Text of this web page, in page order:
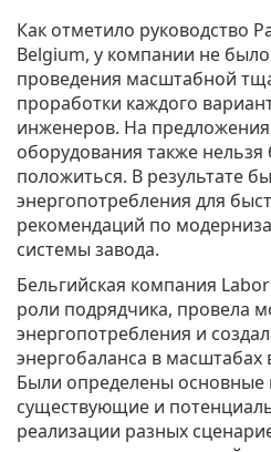
Как отметило руководство
Belgium, у компании не
проведения масштабной
проработки каждого
инженеров. На
оборудования также
положиться. В результате
энергопотребления для
рекомендаций по
системы завода.
Бельгийская компания
роли подрядчика, провела
энергопотребления и
энергобаланса в масштабах
Были определены основные
существующие и
реализации разных